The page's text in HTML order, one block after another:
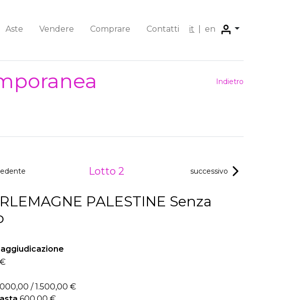
Aste Vendere Comprare Contatti it en
Indietro
Lotto 2 successivo
PALESTINE Senza
/ 1.500,00 €